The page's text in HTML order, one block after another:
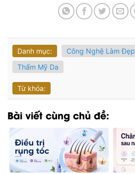
Danh mục: Công Nghệ Làm Đẹp
Thẩm Mỹ Da
Từ khóa:
Bài viết cùng chủ đề: